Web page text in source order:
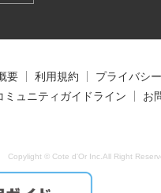
要 利用規約
プライバシ
ミュニティガイドライン
お
Copylight © Cote d'Or Inc.All Right